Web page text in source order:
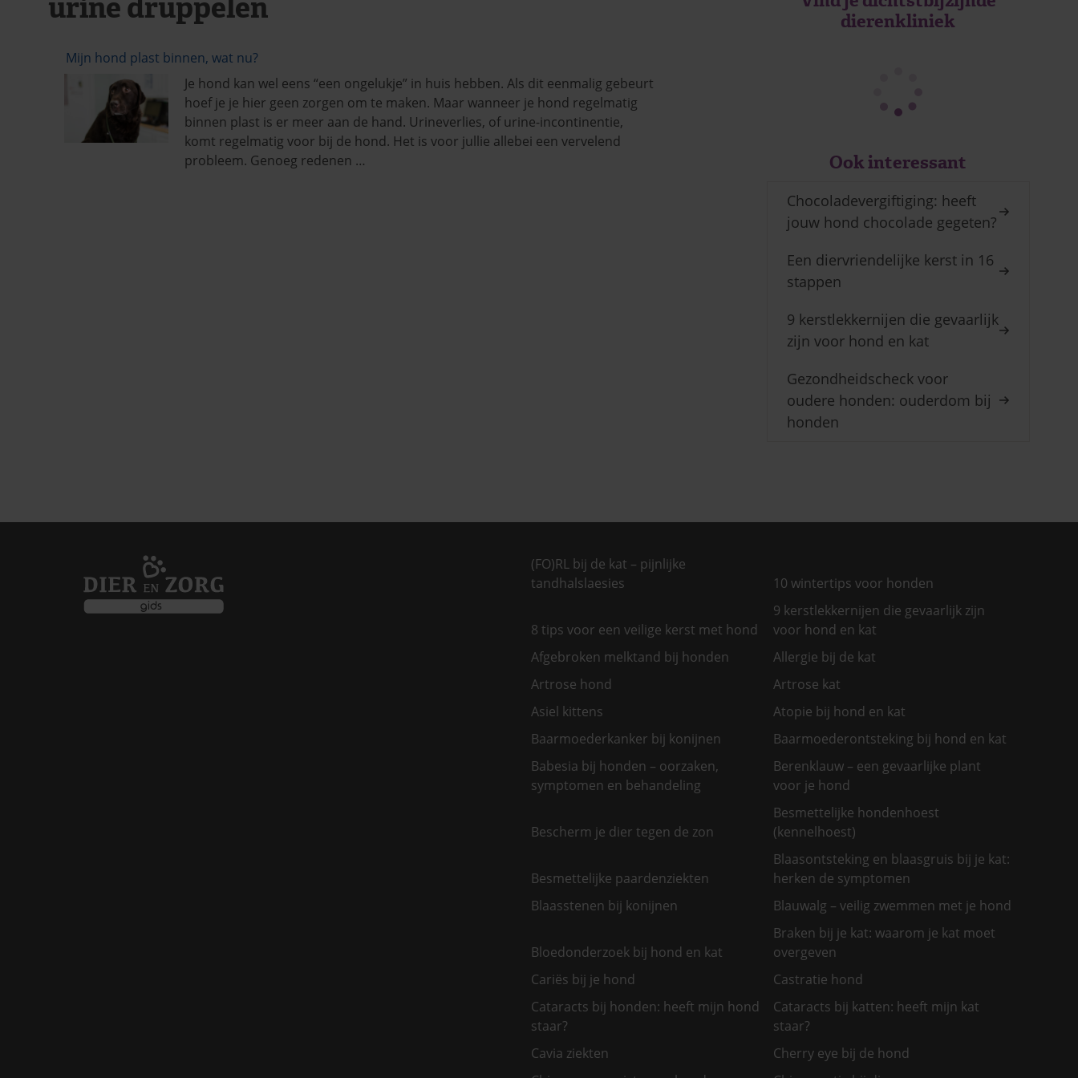
Mijn hond plast binnen, wat nu?
Je hond kan wel eens “een ongelukje” in huis hebben. Als dit eenmalig gebeurt
hoef je je hier geen zorgen om te maken. Maar wanneer je hond regelmatig
binnen plast is er meer aan de hand. Urineverlies, of urine-incontinentie,
komt regelmatig voor bij de hond. Het is voor jullie allebei een vervelend
probleem. Genoeg redenen …
dierenkliniek
Ook interessant
Chocoladevergiftiging: heeft
jouw hond chocolade gegeten?
Een diervriendelijke kerst in 16
stappen
9 kerstlekkernijen die gevaarlijk
zijn voor hond en kat
Gezondheidscheck voor
oudere honden: ouderdom bij
honden
(FO)RL bij de kat – pijnlijke
tandhalslaesies
10 wintertips voor honden
8 tips voor een veilige kerst met hond
9 kerstlekkernijen die gevaarlijk zijn
voor hond en kat
Afgebroken melktand bij honden
Allergie bij de kat
Artrose hond
Artrose kat
Asiel kittens
Atopie bij hond en kat
Baarmoederkanker bij konijnen
Baarmoederontsteking bij hond en kat
Babesia bij honden – oorzaken,
symptomen en behandeling
Berenklauw – een gevaarlijke plant
voor je hond
Bescherm je dier tegen de zon
Besmettelijke hondenhoest
(kennelhoest)
Besmettelijke paardenziekten
Blaasontsteking en blaasgruis bij je kat:
herken de symptomen
Blaasstenen bij konijnen
Blauwalg – veilig zwemmen met je hond
Bloedonderzoek bij hond en kat
Braken bij je kat: waarom je kat moet
overgeven
Cariës bij je hond
Castratie hond
Cataracts bij honden: heeft mijn hond
staar?
Cataracts bij katten: heeft mijn kat
staar?
Cavia ziekten
Cherry eye bij de hond